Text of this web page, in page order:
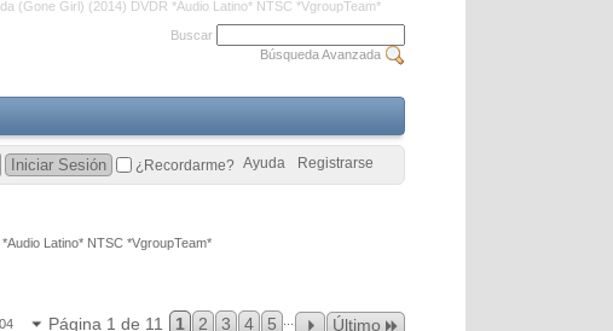
(Gone Girl) (2014) DVDR *Audio Latino* NTSC *VgroupTeam*
Latino* NTSC *VgroupTeam*
Página 1 de 11 1 2 3 4 5 Último
Buscar
Búsqueda Avanzada
Registrarse
Ayuda
¿Recordarme?